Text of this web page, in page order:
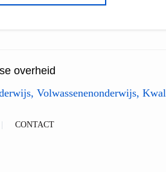
overheid
Volwassenenonderwijs,
CONTACT